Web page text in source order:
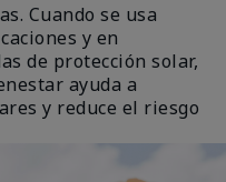
Cuando se usa
y en
de protección solar,
ayuda a
y reduce el riesgo